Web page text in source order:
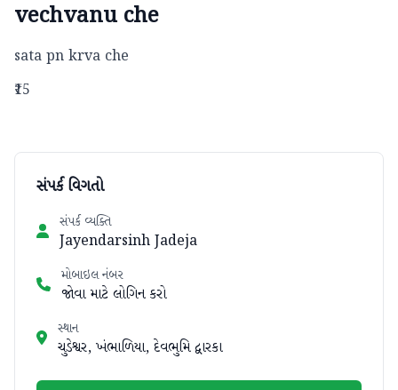
vechvanu che
sata pn krva che
₹15
સંપર્ક વિગતો
સંપર્ક વ્યક્તિ
Jayendarsinh Jadeja
મોબાઇલ નંબર
જોવા માટે લોગિન કરો
સ્થાન
ચુડેશ્વર, ખંભાળિયા, દેવભુમિ દ્વારકા